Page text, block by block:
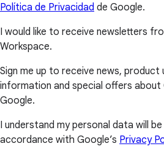
Política de Privacidad de Google.
I would like to receive newsletters
Workspace.
Sign me up to receive news, product
information and special offers about
Google.
I understand my personal data will
accordance with Google’s Privacy